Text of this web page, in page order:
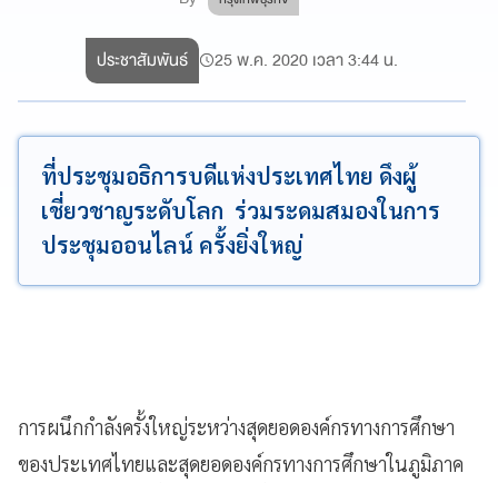
ประชาสัมพันธ์ 25 พ.ค. 2020 เวลา 3:44 น.
ที่ประชุมอธิการบดีแห่งประเทศไทย ดึงผู้
เชี่ยวชาญระดับโลก ร่วมระดมสมองในการ
ประชุมออนไลน์ ครั้งยิ่งใหญ่
การผนึกกำลังครั้งใหญ่ระหว่างสุดยอดองค์กรทางการศึกษา
ของประเทศไทยและสุดยอดองค์กรทางการศึกษาในภูมิภาค